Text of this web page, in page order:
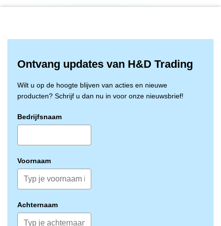
omstandigheden
contouren van de hand.
beperkt
Sanitized behandeld om bacteriën te remmen, geuren
te minimaliseren en de frisheid te bevorderen
Ontvang updates van H&D Trading
Wilt u op de hoogte blijven van acties en nieuwe
producten? Schrijf u dan nu in voor onze nieuwsbrief!
Bedrijfsnaam
Voornaam
Achternaam